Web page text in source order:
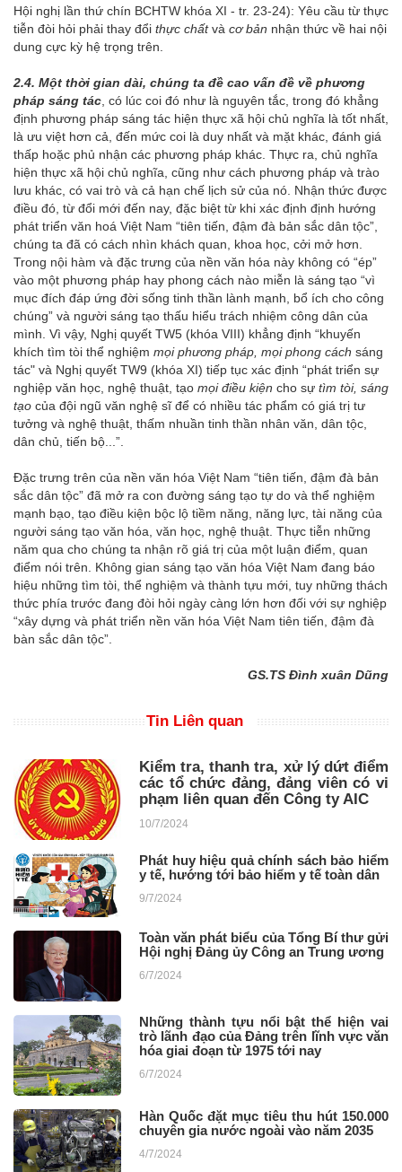
Hội nghị lần thứ chín BCHTW khóa XI - tr. 23-24): Yêu cầu từ thực
tiễn đòi hỏi phải thay đổi thực chấtvà cơ bản nhận thức về hai nội
dung cực kỳ hệ trọng trên.
2.4. Một thời gian dài, chúng ta đề cao vấn đề về phương
pháp sáng tác, có lúc coi đó như là nguyên tắc, trong đó khẳng
định phương pháp sáng tác hiện thực xã hội chủ nghĩa là tốt nhất,
là ưu việt hơn cả, đến mức coi là duy nhất và mặt khác, đánh giá
thấp hoặc phủ nhận các phương pháp khác. Thực ra, chủ nghĩa
hiện thực xã hội chủ nghĩa, cũng như cách phương pháp và trào
lưu khác, có vai trò và cả hạn chế lịch sử của nó. Nhận thức được
điều đó, từ đổi mới đến nay, đặc biệt từ khi xác định định hướng
phát triển văn hoá Việt Nam “tiên tiến, đậm đà bản sắc dân tộc”,
chúng ta đã có cách nhìn khách quan, khoa học, cởi mở hơn.
Trong nội hàm và đặc trưng của nền văn hóa này không có “ép”
vào một phương pháp hay phong cách nào miễn là sáng tạo “vì
mục đích đáp ứng đời sống tinh thần lành mạnh, bổ ích cho công
chúng” và người sáng tạo thấu hiểu trách nhiệm công dân của
mình. Vì vậy, Nghị quyết TW5 (khóa VIII) khẳng định “khuyến
khích tìm tòi thể nghiệm mọiphương pháp, mọi phong cách sáng
tác" và Nghị quyết TW9 (khóa XI) tiếp tục xác định “phát triển sự
nghiệp văn học, nghệ thuật, tạo mọi điều kiện cho sự tìm tòi, sáng
tạo của đội ngũ văn nghệ sĩ để có nhiều tác phẩm có giá trị tư
tưởng và nghệ thuật, thấm nhuần tinh thần nhân văn, dân tộc,
dân chủ, tiến bộ...”.
Đặc trưng trên của nền văn hóa Việt Nam “tiên tiến, đậm đà bản
sắc dân tộc” đã mở ra con đường sáng tạo tự do và thể nghiệm
mạnh bạo, tạo điều kiện bộc lộ tiềm năng, năng lực, tài năng của
người sáng tạo văn hóa, văn học, nghệ thuật. Thực tiễn những
năm qua cho chúng ta nhận rõ giá trị của một luận điểm, quan
điểm nói trên. Không gian sáng tạo văn hóa Việt Nam đang báo
hiệu những tìm tòi, thể nghiệm và thành tựu mới, tuy những thách
thức phía trước đang đòi hỏi ngày càng lớn hơn đối với sự nghiệp
“xây dựng và phát triển nền văn hóa Việt Nam tiên tiến, đậm đà
bàn sắc dân tộc”.
GS.TS Đình xuân Dũng
Tin Liên quan
Kiểm tra, thanh tra, xử lý dứt điểm
các tổ chức đảng, đảng viên có vi
phạm liên quan đến Công ty AIC
10/7/2024
Phát huy hiệu quả chính sách bảo hiểm
y tế, hướng tới bảo hiểm y tế toàn dân
9/7/2024
Toàn văn phát biểu của Tổng Bí thư gửi
Hội nghị Đảng ủy Công an Trung ương
6/7/2024
Những thành tựu nổi bật thể hiện vai
trò lãnh đạo của Đảng trên lĩnh vực văn
hóa giai đoạn từ 1975 tới nay
6/7/2024
Hàn Quốc đặt mục tiêu thu hút 150.000
chuyên gia nước ngoài vào năm 2035
4/7/2024